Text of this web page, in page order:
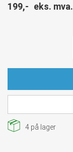
199,- eks. mva.
4 på lager